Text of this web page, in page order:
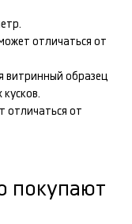
отличаться от
витринный образец
отличаться от
покупают